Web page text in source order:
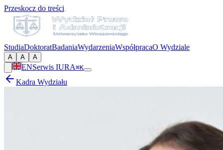
Przeskocz do treści
StudiaDoktoratBadaniaWydarzeniaWspółpracaO Wydziale
A A A
ENSerwis IURA⌘K
Kadra Wydziału